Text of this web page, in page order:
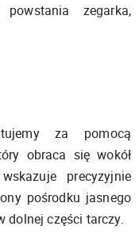
zegarka,
za pomocą
obraca się wokół
precyzyjnie
pośrodku jasnego
dolnej części tarczy.